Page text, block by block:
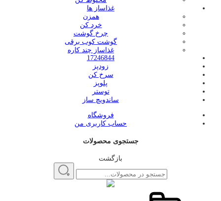
غذاساز ها
همزن
خرد کن
چرخ گوشت
گوشت کوب برقی
غذاساز چند کاره
17246844
زودپز
سرخ کن
پلوپز
توستر
ساندویچ ساز
فروشگاه
حساب کاربری من
جستجوی محصولات
بازگشت